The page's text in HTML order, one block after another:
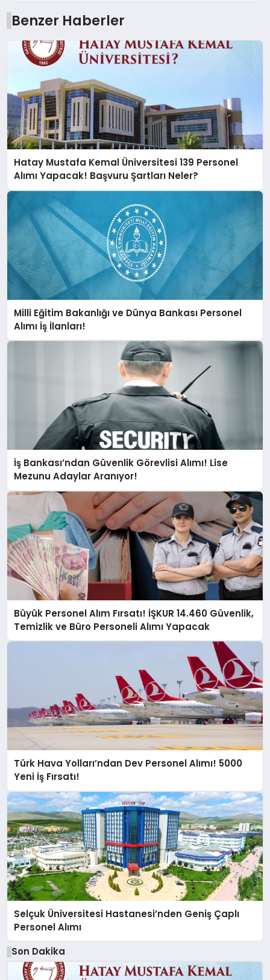
Benzer Haberler
Hatay Mustafa Kemal Üniversitesi 139 Personel
Alımı Yapacak! Başvuru Şartları Neler?
Milli Eğitim Bakanlığı ve Dünya Bankası Personel
Alımı İş İlanları!
İş Bankası’ndan Güvenlik Görevlisi Alımı! Lise
Mezunu Adaylar Aranıyor!
Büyük Personel Alım Fırsatı! İŞKUR 14.460 Güvenlik,
Temizlik ve Büro Personeli Alımı Yapacak
Türk Hava Yolları’ndan Dev Personel Alımı! 5000
Yeni İş Fırsatı!
Selçuk Üniversitesi Hastanesi’nden Geniş Çaplı
Personel Alımı
Son Dakika